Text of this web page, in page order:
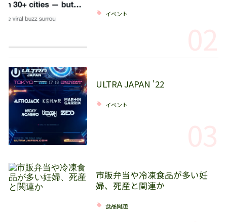
イベント
ULTRA JAPAN '22
イベント
市販弁当や冷凍食品が多い妊
婦、死産と関連か
食品問題